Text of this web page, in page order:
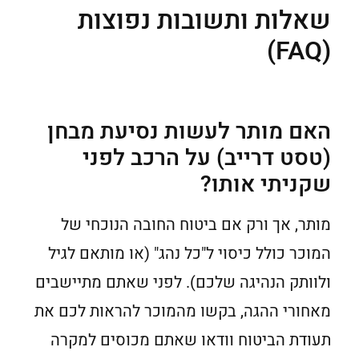
שאלות ותשובות נפוצות
(FAQ)
האם מותר לעשות נסיעת מבחן
(טסט דרייב) על הרכב לפני
שקניתי אותו?
מותר, אך ורק אם ביטוח החובה הנוכחי של
המוכר כולל כיסוי ל"כל נהג" (או מותאם לגיל
ולוותק הנהיגה שלכם). לפני שאתם מתיישבים
מאחורי ההגה, בקשו מהמוכר להראות לכם את
תעודת הביטוח וודאו שאתם מכוסים למקרה